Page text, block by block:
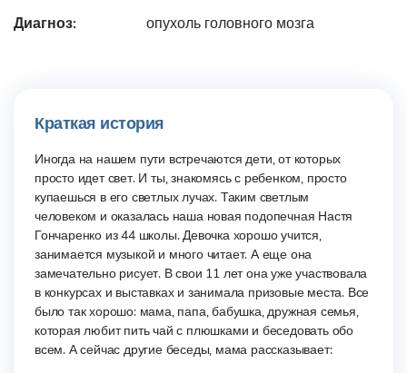
Диагноз: опухоль головного мозга
Краткая история
Иногда на нашем пути встречаются дети, от которых
просто идет свет. И ты, знакомясь с ребенком, просто
купаешься в его светлых лучах. Таким светлым
человеком и оказалась наша новая подопечная Настя
Гончаренко из 44 школы. Девочка хорошо учится,
занимается музыкой и много читает. А еще она
замечательно рисует. В свои 11 лет она уже участвовала
в конкурсах и выставках и занимала призовые места. Все
было так хорошо: мама, папа, бабушка, дружная семья,
которая любит пить чай с плюшками и беседовать обо
всем. А сейчас другие беседы, мама рассказывает: